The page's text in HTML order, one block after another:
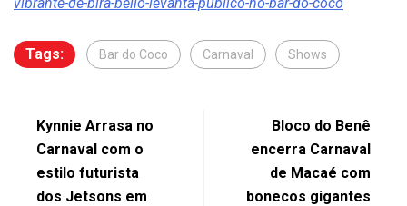
Tags: Bar do Coco Carnaval Shows
Kynnie Arrasa no
Carnaval com o
estilo futurista
dos Jetsons em
Bloco do Benê
encerra Carnaval
de Macaé com
bonecos gigantes